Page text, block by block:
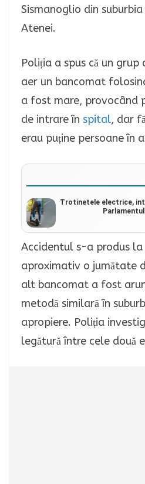
Sismanoglio din
Atenei.
Poliția a spus că un
aer un bancomat
a fost mare, provocând
de intrare în spital, dar
erau puține persoane în
Trotinetele electrice,
Accidentul s-a produs
aproximativ o jumătate
alt bancomat a fost
metodă similară în
apropiere. Poliția
legătură între cele două